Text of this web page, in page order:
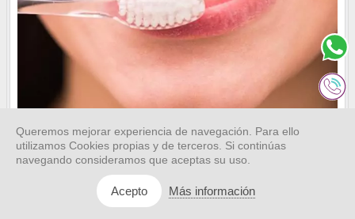
23/01/2020 Salud oral
Queremos mejorar experiencia de navegación. Para ello
utilizamos Cookies propias y de terceros. Si continúas
navegando consideramos que aceptas su uso.
Acepto Más información